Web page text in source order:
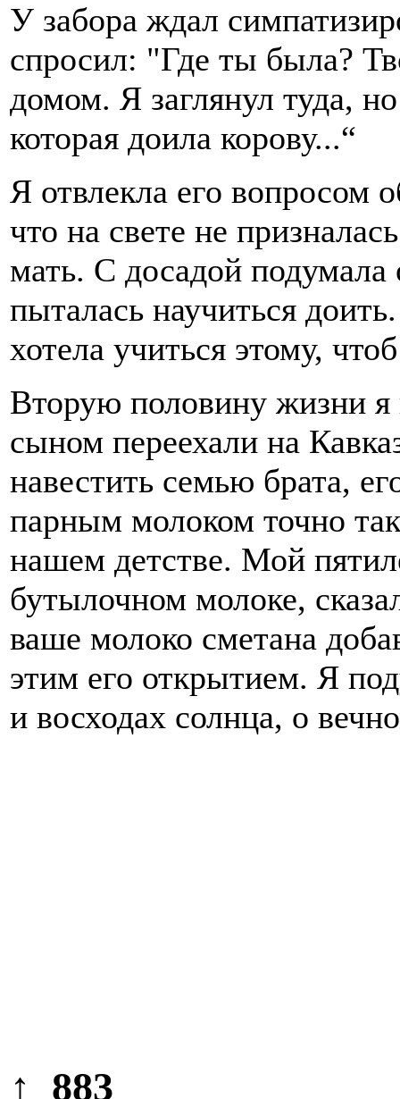
У забора ждал
спросил: "Где ты была?
домом. Я заглянул туда,
которая доила корову...“
Я отвлекла его вопросом
что на свете не
мать. С досадой подумала
пыталась научиться
хотела учиться этому,
Вторую половину жизни я
сыном переехали на
навестить семью брата,
парным молоком точно
нашем детстве. Мой
бутылочном молоке,
ваше молоко сметана
этим его открытием. Я
и восходах солнца, о
↑ 883